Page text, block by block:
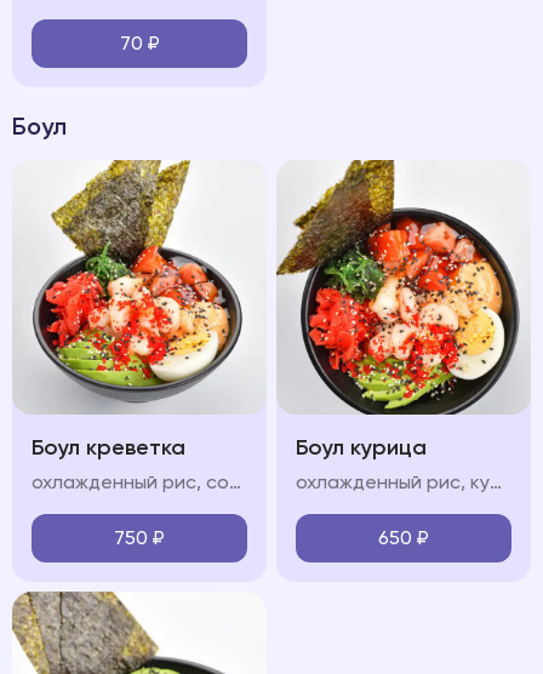
70 ₽
Боул
Боул креветка
охлажденный рис, сочные тигровые креветки, свежие овощи (огурец, авокадо, черри), яйцо, водоросли чукка, нори, икра "тобико", соус "терияки", соус "спайси", кунжут
750 ₽
Боул курица
охлажденный рис, куриная грудка, обжаренные в соусе терияки, свежие овощи (огурец, авокадо, черри), яйцо, водоросли чукка, нори, икра "тобико", соус "терияки", соус "спайси", кунжут
650 ₽